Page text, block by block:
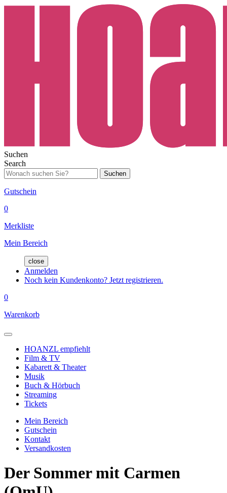
Suchen
Search
Suchen
Gutschein
0
Merkliste
Mein Bereich
close
Anmelden
Noch kein Kundenkonto? Jetzt registrieren.
0
Warenkorb
HOANZL empfiehlt
Film & TV
Kabarett & Theater
Musik
Buch & Hörbuch
Streaming
Tickets
Mein Bereich
Gutschein
Kontakt
Versandkosten
Der Sommer mit Carmen